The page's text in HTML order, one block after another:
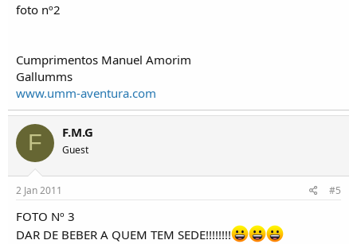
foto nº2
Cumprimentos Manuel Amorim
Gallumms
www.umm-aventura.com
F F.M.G
Guest
2 Jan 2011 #5
FOTO Nº 3
DAR DE BEBER A QUEM TEM SEDE!!!!!!!!